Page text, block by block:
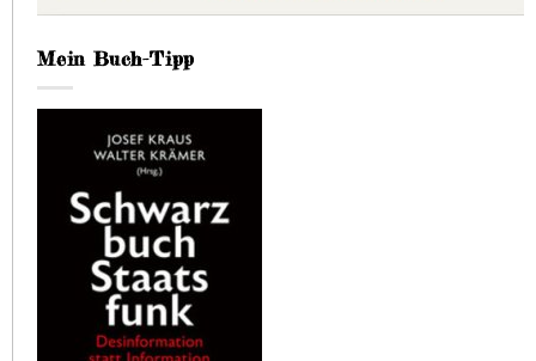
Mein Buch-Tipp